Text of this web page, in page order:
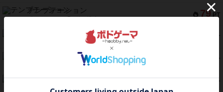
79 PT
テンプテーション
紹介文なし 2件の投稿
PT
2件の投稿
PT
宵と暁の呪文書
8件の投稿
73 PT
リスボン・トラム 28